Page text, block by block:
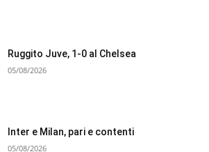
Ruggito Juve, 1-0 al Chelsea
05/08/2026
Inter e Milan, pari e contenti
05/08/2026